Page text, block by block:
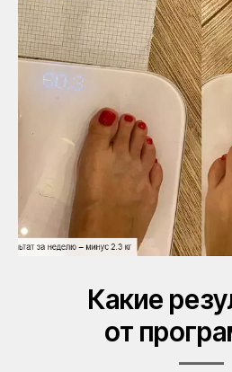
Какие
от
+7 (915) 094‑48‑89
Политика конфиденциальности
Договор публичной оферты
ИП Мараховская Наталья Васильевна
ИНН 291202987585 / ОГРН
КаталогОплатаДоставка
Контакты